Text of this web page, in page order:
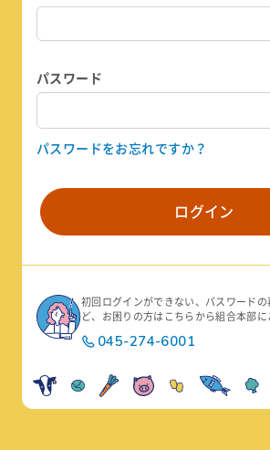
パスワード
パスワードをお忘れですか？
ログイン
初回ログインができない、パスワードの
ど、お困りの方はこちらから組合本部に
045-274-6001